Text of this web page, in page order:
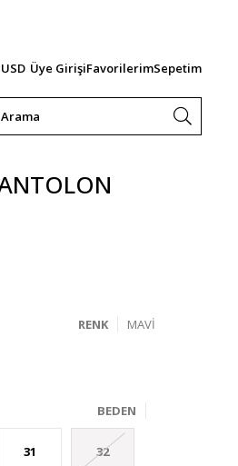
Üye GirişiFavorilerimSepetim
MAVI
RENK
BEDEN
31 32